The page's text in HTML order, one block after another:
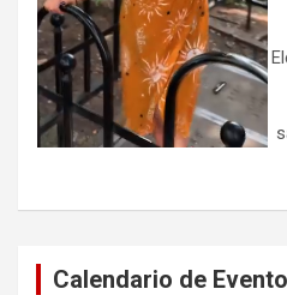
Calendario de